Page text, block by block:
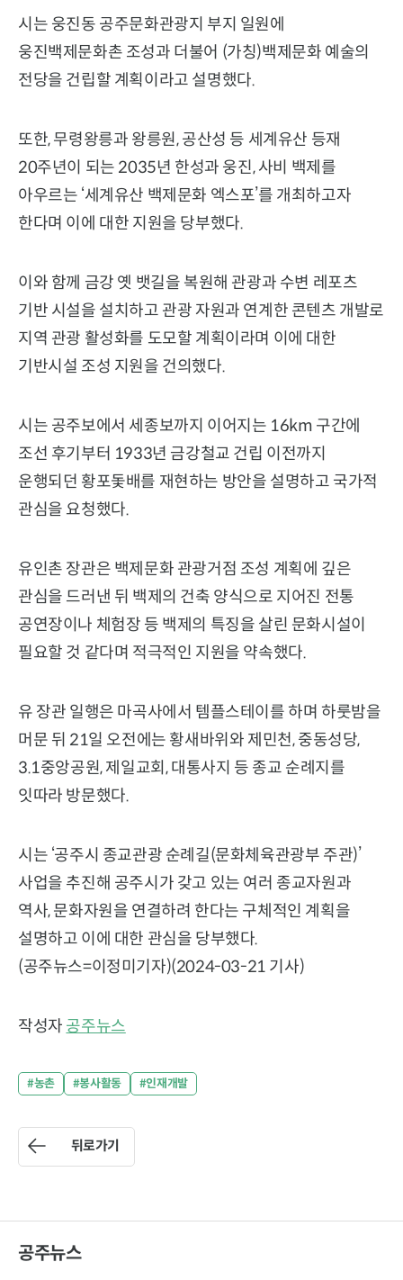
시는 웅진동 공주문화관광지 부지 일원에
웅진백제문화촌 조성과 더불어 (가칭)백제문화 예술의
전당을 건립할 계획이라고 설명했다.
또한, 무령왕릉과 왕릉원, 공산성 등 세계유산 등재
20주년이 되는 2035년 한성과 웅진, 사비 백제를
아우르는 ‘세계유산 백제문화 엑스포’를 개최하고자
한다며 이에 대한 지원을 당부했다.
이와 함께 금강 옛 뱃길을 복원해 관광과 수변 레포츠
기반 시설을 설치하고 관광 자원과 연계한 콘텐츠 개발로
지역 관광 활성화를 도모할 계획이라며 이에 대한
기반시설 조성 지원을 건의했다.
시는 공주보에서 세종보까지 이어지는 16km 구간에
조선 후기부터 1933년 금강철교 건립 이전까지
운행되던 황포돛배를 재현하는 방안을 설명하고 국가적
관심을 요청했다.
유인촌 장관은 백제문화 관광거점 조성 계획에 깊은
관심을 드러낸 뒤 백제의 건축 양식으로 지어진 전통
공연장이나 체험장 등 백제의 특징을 살린 문화시설이
필요할 것 같다며 적극적인 지원을 약속했다.
유 장관 일행은 마곡사에서 템플스테이를 하며 하룻밤을
머문 뒤 21일 오전에는 황새바위와 제민천, 중동성당,
3.1중앙공원, 제일교회, 대통사지 등 종교 순례지를
잇따라 방문했다.
시는 ‘공주시 종교관광 순례길(문화체육관광부 주관)’
사업을 추진해 공주시가 갖고 있는 여러 종교자원과
역사, 문화자원을 연결하려 한다는 구체적인 계획을
설명하고 이에 대한 관심을 당부했다.
(공주뉴스=이정미기자)(2024-03-21 기사)
작성자 공주뉴스
#농촌 #봉사활동 #인재개발
뒤로가기
공주뉴스